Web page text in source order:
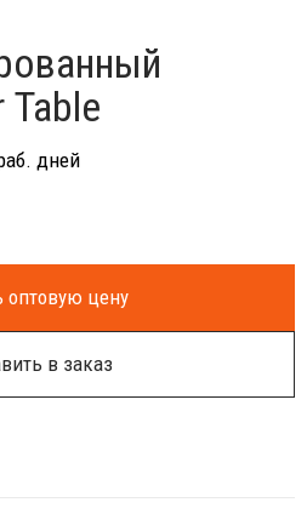
дней
оптовую цену
в заказ